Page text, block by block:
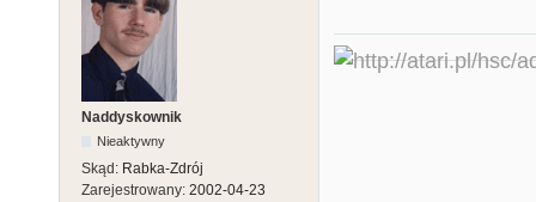
Naddyskownik
Nieaktywny
Skąd: Rabka-Zdrój
Zarejestrowany: 2002-04-23